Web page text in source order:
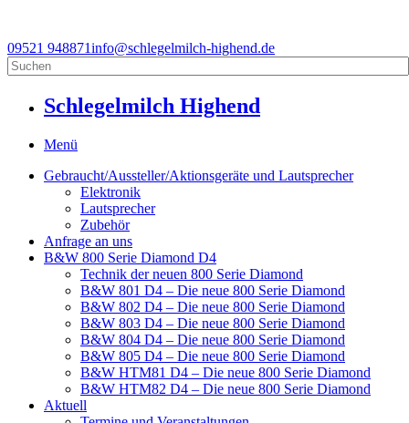
09521 948871info@schlegelmilch-highend.de
Schlegelmilch Highend
Menü
Gebraucht/Aussteller/Aktionsgeräte und Lautsprecher
Elektronik
Lautsprecher
Zubehör
Anfrage an uns
B&W 800 Serie Diamond D4
Technik der neuen 800 Serie Diamond
B&W 801 D4 – Die neue 800 Serie Diamond
B&W 802 D4 – Die neue 800 Serie Diamond
B&W 803 D4 – Die neue 800 Serie Diamond
B&W 804 D4 – Die neue 800 Serie Diamond
B&W 805 D4 – Die neue 800 Serie Diamond
B&W HTM81 D4 – Die neue 800 Serie Diamond
B&W HTM82 D4 – Die neue 800 Serie Diamond
Aktuell